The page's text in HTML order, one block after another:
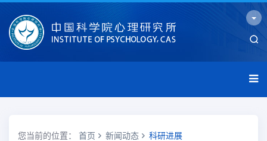
您当前的位置： 首页 新闻动态 科研进展